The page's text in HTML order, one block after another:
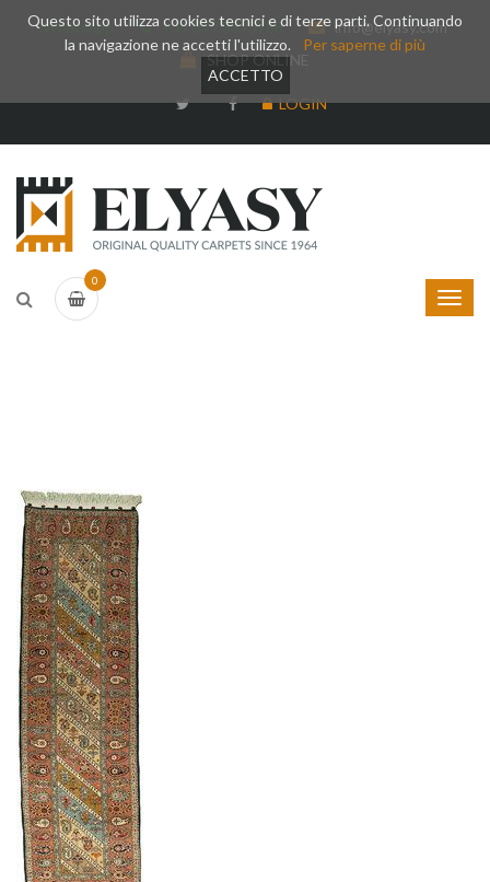
Whatsapp +39 377 3375788
info@elyasy.com
SHOP ONLINE
LOGIN
0
Questo sito utilizza cookies tecnici e di terze parti. Continuando
la navigazione ne accetti l'utilizzo.
Per saperne di più
ACCETTO